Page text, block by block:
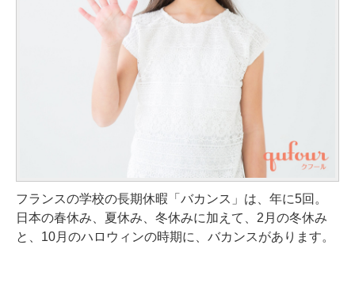
フランスの学校の長期休暇「バカンス」は、年に5回。
日本の春休み、夏休み、冬休みに加えて、2月の冬休み
と、10月のハロウィンの時期に、バカンスがあります。